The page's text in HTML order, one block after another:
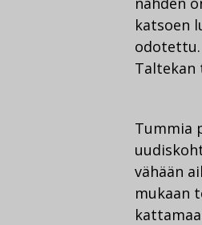
katsoen
odotettu.
Taltekan
Tummia
vähään
mukaan